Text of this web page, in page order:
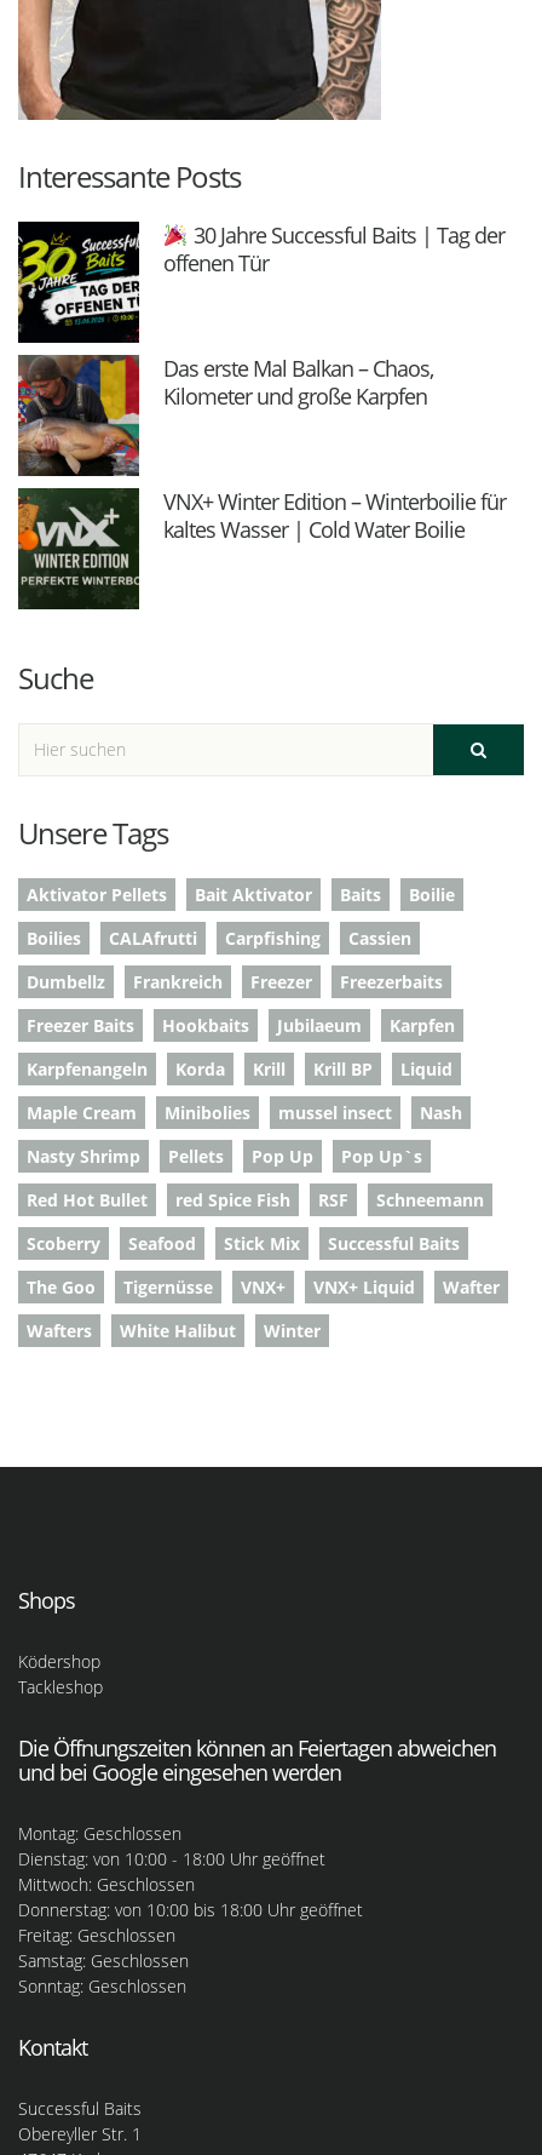
Interessante Posts
30 Jahre Successful Baits | Tag der
offenen Tür
Das erste Mal Balkan – Chaos,
Kilometer und große Karpfen
VNX+ Winter Edition – Winterboilie für
kaltes Wasser | Cold Water Boilie
Suche
Unsere Tags
Aktivator Pellets Bait Aktivator Baits
Boilie
Boilies
CALAfrutti Carpfishing
Cassien
Dumbellz
Frankreich Freezer
Freezerbaits
Freezer Baits
Hookbaits Jubilaeum
Karpfen
Karpfenangeln
Korda Krill Krill BP
Liquid
Maple Cream
Minibolies mussel insect
Nash
Nasty Shrimp
Pellets Pop Up
Pop Up`s
Red Hot Bullet
red Spice Fish RSF
Schneemann
Scoberry
Seafood Stick Mix
Successful Baits
The Goo
Tigernüsse VNX+ VNX+ Liquid
Wafter
Wafters
White Halibut Winter
Shops
Ködershop
Tackleshop
Die Öffnungszeiten können an Feiertagen abweichen
und bei Google eingesehen werden
Montag: Geschlossen
Dienstag: von 10:00 - 18:00 Uhr geöffnet
Mittwoch: Geschlossen
Donnerstag: von 10:00 bis 18:00 Uhr geöffnet
Freitag: Geschlossen
Samstag: Geschlossen
Sonntag: Geschlossen
Kontakt
Successful Baits
Obereyller Str. 1